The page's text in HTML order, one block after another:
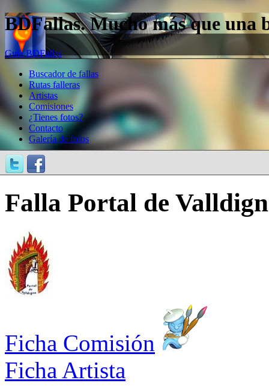
BDFallas. Mucho más que una
Guía BDFallas
Buscador de fallas
Rutas falleras
Artistas
Comisiones
¿Tienes fotos?
Contacto
Galería de fotos
Falla Portal de
Ficha Comisión
Ficha Artista